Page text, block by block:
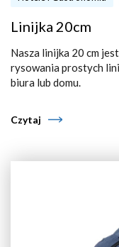
Linijka 20cm
Nasza linijka 20 cm
rysowania prostych
biura lub domu.
Czytaj